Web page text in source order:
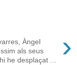
›
Àngel
als seus
he desplaçat ...